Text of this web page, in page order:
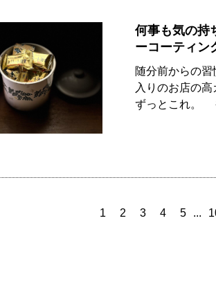
何事も気の持
ーコーティン
随分前からの
入りのお店の
ずっとこれ。
1 2 3 4 5 ...